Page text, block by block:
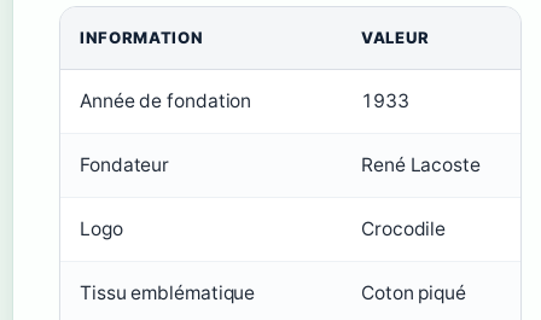
INFORMATION VALEUR
Année de fondation 1933
Fondateur René Lacoste
Logo Crocodile
Tissu emblématique Coton piqué